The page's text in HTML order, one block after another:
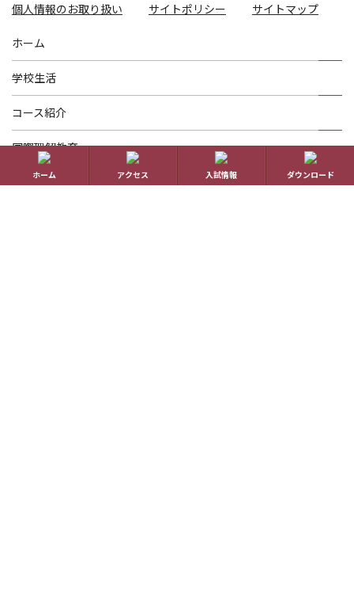
個人情報のお取り扱い サイトポリシー サイトマップ
ホーム
学校生活
コース紹介
国際理解教育
進路指導
ホーム アクセス 入試情報 ダウンロード